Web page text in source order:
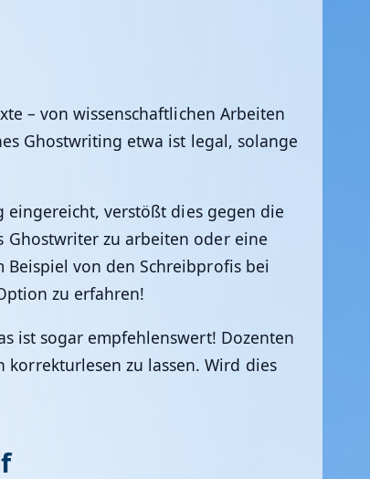
– von wissenschaftlichen Arbeiten
Ghostwriting etwa ist legal, solange
verstößt dies gegen die
zu arbeiten oder eine
von den Schreibprofis bei
zu erfahren!
ist sogar empfehlenswert! Dozenten
zu lassen. Wird dies